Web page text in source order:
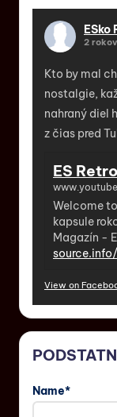
ESko
2
Kto by mal
nostalgie,
nahraný diel
z čias pred
ES Retro
Welcome
kapsule
Magazín -
View on
Name*